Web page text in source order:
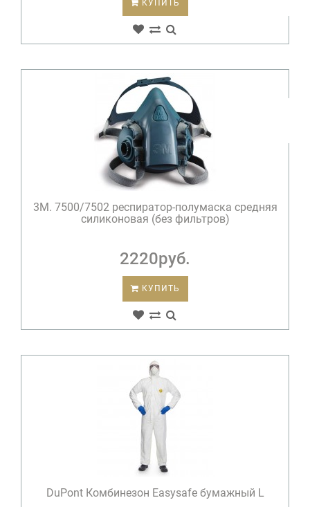
КУПИТЬ
3М. 7500/7502 респиратор-полумаска средняя
силиконовая (без фильтров)
2220руб.
КУПИТЬ
DuPont Комбинезон Easysafe бумажный L